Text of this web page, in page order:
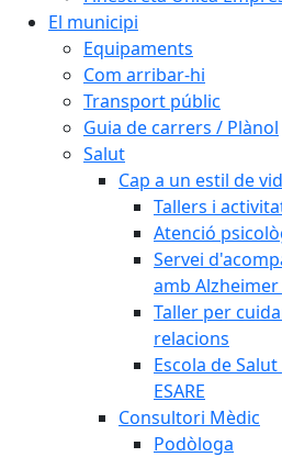
El municipi
Equipaments
Com arribar-hi
Transport públic
Guia de carrers / Plànol
Salut
Cap a un estil de
Tallers i
Atenció
Servei
amb
Taller per
relacions
Escola de
ESARE
Consultori Mèdic
Podòloga